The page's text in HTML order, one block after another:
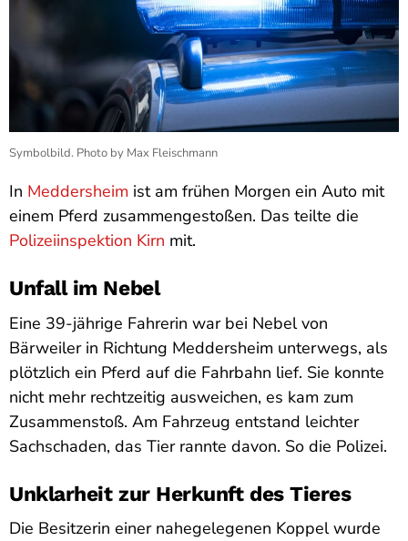
Symbolbild. Photo by Max Fleischmann
In Meddersheim ist am frühen Morgen ein Auto mit
einem Pferd zusammengestoßen. Das teilte die
Polizeiinspektion Kirn mit.
Unfall im Nebel
Eine 39-jährige Fahrerin war bei Nebel von
Bärweiler in Richtung Meddersheim unterwegs, als
plötzlich ein Pferd auf die Fahrbahn lief. Sie konnte
nicht mehr rechtzeitig ausweichen, es kam zum
Zusammenstoß. Am Fahrzeug entstand leichter
Sachschaden, das Tier rannte davon. So die Polizei.
Unklarheit zur Herkunft des Tieres
Die Besitzerin einer nahegelegenen Koppel wurde